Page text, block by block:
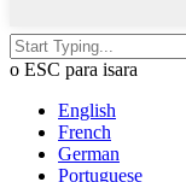
o ESC para isara
English
French
German
Portuguese